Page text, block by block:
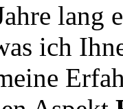
lang
ich